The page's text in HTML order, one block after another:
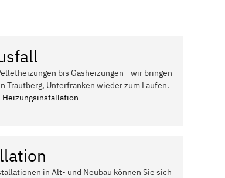
bis Gasheizungen - wir bringen
Trautberg, Unterfranken wieder zum Laufen.
Heizungsinstallation
in Alt- und Neubau können Sie sich